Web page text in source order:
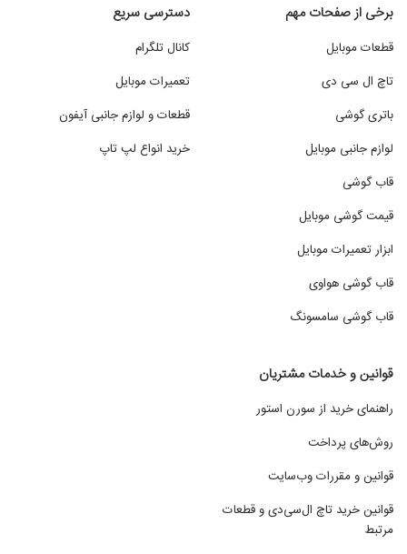
برخی از صفحات مهم
قطعات موبایل
تاچ ال سی دی
باتری گوشی
لوازم جانبی موبایل
قاب گوشی
قیمت گوشی موبایل
ابزار تعمیرات موبایل
قاب گوشی هواوی
قاب گوشی سامسونگ
دسترسی سریع
کانال تلگرام
تعمیرات موبایل
قطعات و لوازم جانبی آیفون
خرید انواع لپ تاپ
قوانین و خدمات مشتریان
راهنمای خرید از سورن استور
روش‌های پرداخت
قوانین و مقررات وب‌سایت
قوانین خرید تاچ ال‌سی‌دی و قطعات
مرتبط